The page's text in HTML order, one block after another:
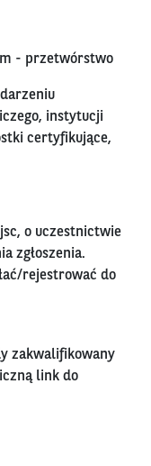
- przetwórstwo
instytucji
certyfikujące,
o uczestnictwie
zgłoszenia.
rejestrować do
zakwalifikowany
link do